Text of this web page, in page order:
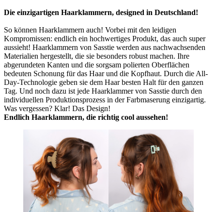
Die einzigartigen Haarklammern, designed in Deutschland!
So können Haarklammern auch! Vorbei mit den leidigen
Kompromissen: endlich ein hochwertiges Produkt, das auch super
aussieht! Haarklammern von Sasstie werden aus nachwachsenden
Materialien hergestellt, die sie besonders robust machen. Ihre
abgerundeten Kanten und die sorgsam polierten Oberflächen
bedeuten Schonung für das Haar und die Kopfhaut. Durch die All-
Day-Technologie geben sie dem Haar besten Halt für den ganzen
Tag. Und noch dazu ist jede Haarklammer von Sasstie durch den
individuellen Produktionsprozess in der Farbmaserung einzigartig.
Was vergessen? Klar! Das Design!
Endlich Haarklammern, die richtig cool aussehen!